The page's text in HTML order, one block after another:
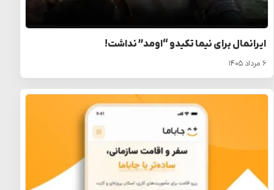
ایرانمال برای نیما تکیدو “اومد” نداشت!
۶ مرداد ۱۴۰۵